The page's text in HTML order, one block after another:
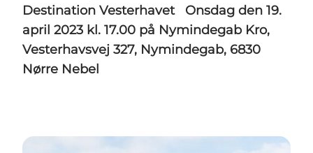
Destination Vesterhavet Onsdag den 19.
april 2023 kl. 17.00 på Nymindegab Kro,
Vesterhavsvej 327, Nymindegab, 6830
Nørre Nebel